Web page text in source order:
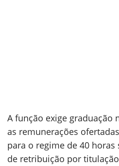
A função exige graduação
as remunerações
para o regime de 40 horas
de retribuição por